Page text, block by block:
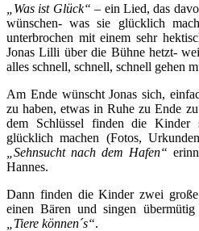
„Was ist Glück“– ein Lied, das
wünschen- was sie glücklich
unterbrochen mit einem sehr
Jonas Lilli über die Bühne hetzt-
alles schnell, schnell, schnell gehen
Am Ende wünscht Jonas sich,
zu haben, etwas in Ruhe zu Ende
dem Schlüssel finden die Kinder
glücklich machen (Fotos,
„Sehnsucht nach dem Hafen“
Hannes.
Dann finden die Kinder zwei
einen Bären und singen
„Tiere können´s“.